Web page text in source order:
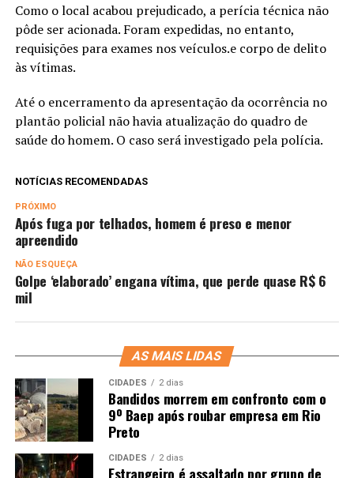
Como o local acabou prejudicado, a perícia técnica não
pôde ser acionada. Foram expedidas, no entanto,
requisições para exames nos veículos.e corpo de delito
às vítimas.
Até o encerramento da apresentação da ocorrência no
plantão policial não havia atualização do quadro de
saúde do homem. O caso será investigado pela polícia.
NOTÍCIAS RECOMENDADAS
PRÓXIMO
Após fuga por telhados, homem é preso e menor
apreendido
NÃO ESQUEÇA
Golpe ‘elaborado’ engana vítima, que perde quase R$ 6
mil
AS MAIS LIDAS
CIDADES 2 dias
Bandidos morrem em confronto com o
9º Baep após roubar empresa em Rio
Preto
CIDADES 2 dias
Estrangeiro é assaltado por grupo de